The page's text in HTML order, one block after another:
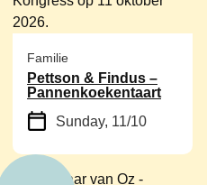
Familie
Pettson & Findus –
Pannenkoekentaart
Sunday, 11/10